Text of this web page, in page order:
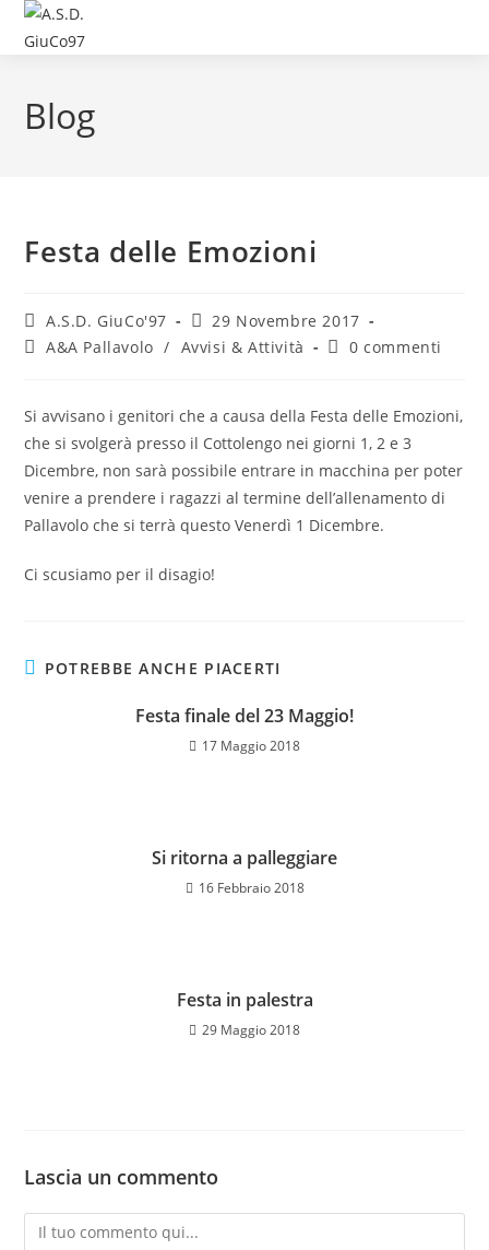
Blog
Festa delle Emozioni
A.S.D. GiuCo'97
29 Novembre 2017
A&A Pallavolo / Avvisi & Attività 0 commenti
Si avvisano i genitori che a causa della Festa delle Emozioni,
che si svolgerà presso il Cottolengo nei giorni 1, 2 e 3
Dicembre, non sarà possibile entrare in macchina per poter
venire a prendere i ragazzi al termine dell’allenamento di
Pallavolo che si terrà questo Venerdì 1 Dicembre.
Ci scusiamo per il disagio!
POTREBBE ANCHE PIACERTI
Festa finale del 23 Maggio!
17 Maggio 2018
Si ritorna a palleggiare
16 Febbraio 2018
Festa in palestra
29 Maggio 2018
Lascia un commento